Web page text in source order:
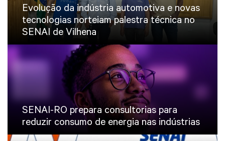
Evolução da indústria automotiva e novas
tecnologias norteiam palestra técnica no
SENAI de Vilhena
SENAI-RO prepara consultorias para
reduzir consumo de energia nas indústrias